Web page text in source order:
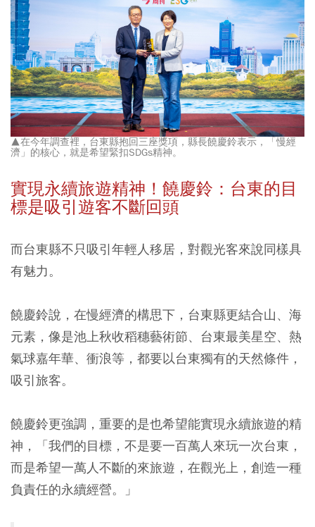
▲在今年調查裡，台東縣抱回三座獎項，縣長饒慶鈴表示，「慢經
濟」的核心，就是希望緊扣SDGs精神。
實現永續旅遊精神！饒慶鈴：台東的目
標是吸引遊客不斷回頭
而台東縣不只吸引年輕人移居，對觀光客來說同樣具
有魅力。
饒慶鈴說，在慢經濟的構思下，台東縣更結合山、海
元素，像是池上秋收稻穗藝術節、台東最美星空、熱
氣球嘉年華、衝浪等，都要以台東獨有的天然條件，
吸引旅客。
饒慶鈴更強調，重要的是也希望能實現永續旅遊的精
神，
「我們的目標，不是要一百萬人來玩一次台東，
而是希望一萬人不斷的來旅遊，在觀光上，創造一種
負責任的永續經營。」